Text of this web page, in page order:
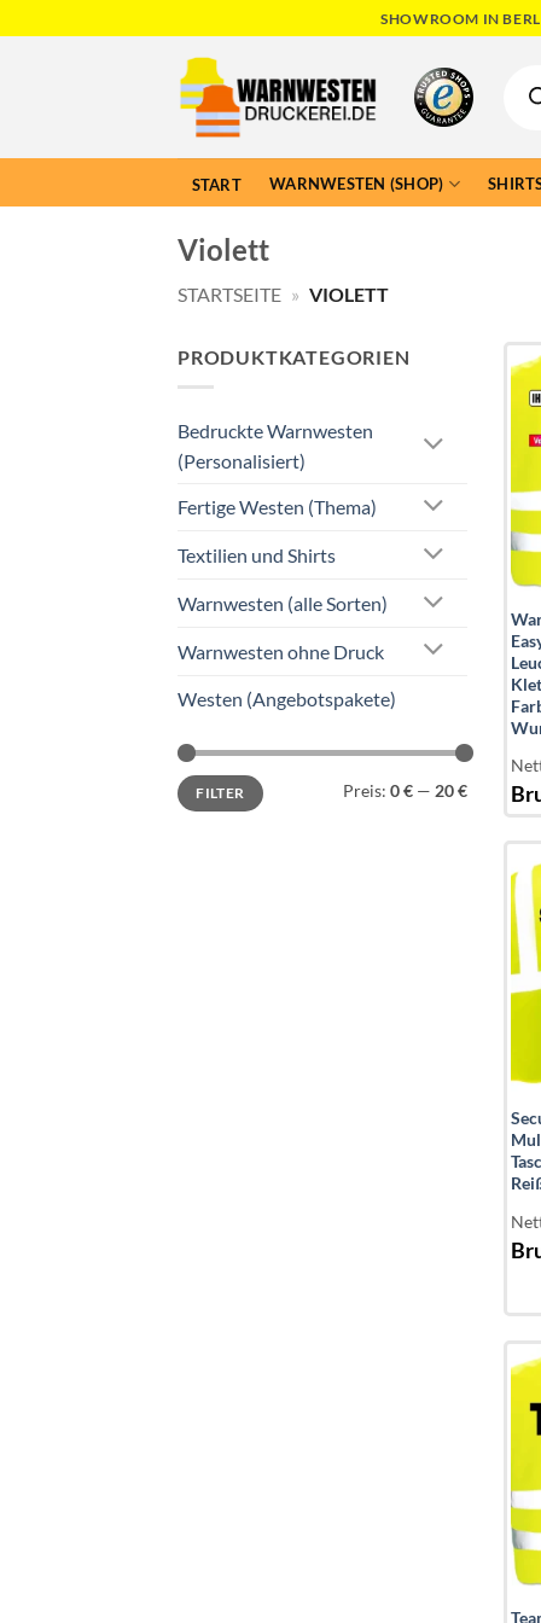
to
SHOWROOM IN
START WARNWESTEN (SHOP)
Violett
STARTSEITE » VIOLETT
PRODUKTKATEGORIEN
Bedruckte Warnwesten
(Personalisiert)
Fertige Westen (Thema)
Textilien und Shirts
Warnwesten (alle Sorten)
Warnwesten ohne Druck
Westen (Angebotspakete)
Min.
Preis
Max.
PreisFILTER Preis: 0 € — 20 €